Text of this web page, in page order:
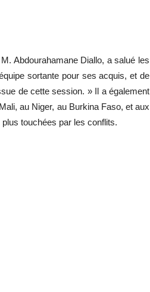
Abdourahamane Diallo, a salué les
sortante pour ses acquis, et de
de cette session. » Il a également
au Niger, au Burkina Faso, et aux
touchées par les conflits.